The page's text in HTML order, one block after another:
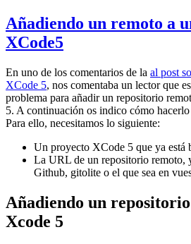
Añadiendo un remoto a
XCode5
En uno de los comentarios de la al post
XCode 5, nos comentaba un lector que
problema para añadir un repositorio
5. A continuación os indico cómo
Para ello, necesitamos lo siguiente:
Un proyecto XCode 5 que ya está
La URL de un repositorio remoto,
Github, gitolite o el que sea en
Añadiendo un
Xcode 5